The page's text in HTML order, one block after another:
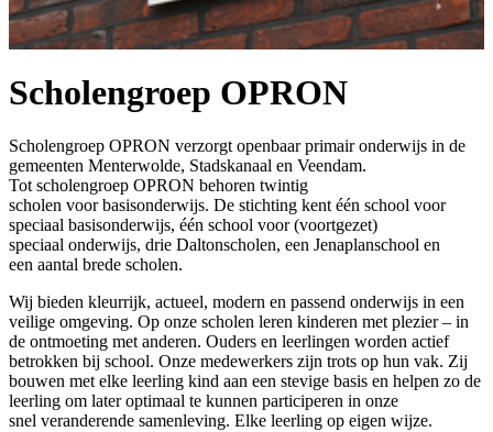
Scholengroep OPRON
Scholengroep OPRON verzorgt openbaar primair onderwijs in de
gemeenten Menterwolde, Stadskanaal en Veendam.
Tot scholengroep OPRON behoren twintig
scholen voor basisonderwijs. De stichting kent één school voor
speciaal basisonderwijs, één school voor (voortgezet)
speciaal onderwijs, drie Daltonscholen, een Jenaplanschool en
een aantal brede scholen.
Wij bieden kleurrijk, actueel, modern en passend onderwijs in een
veilige omgeving. Op onze scholen leren kinderen met plezier – in
de ontmoeting met anderen. Ouders en leerlingen worden actief
betrokken bij school. Onze medewerkers zijn trots op hun vak. Zij
bouwen met elke leerling kind aan een stevige basis en helpen zo de
leerling om later optimaal te kunnen participeren in onze
snel veranderende samenleving. Elke leerling op eigen wijze.